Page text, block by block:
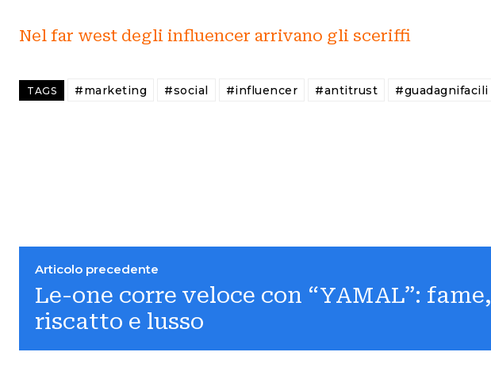
Nel far west degli influencer arrivano gli sceriffi
TAGS #marketing #social #influencer #antitrust #guadagnifacili
Articolo precedente
Le-one corre veloce con “YAMAL”: fame,
riscatto e lusso